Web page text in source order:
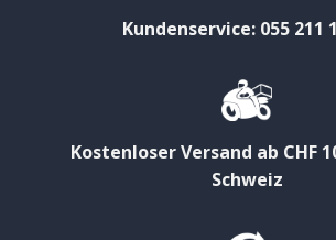
Kundenservice: 055 211
Kostenloser Versand ab CHF
Schweiz